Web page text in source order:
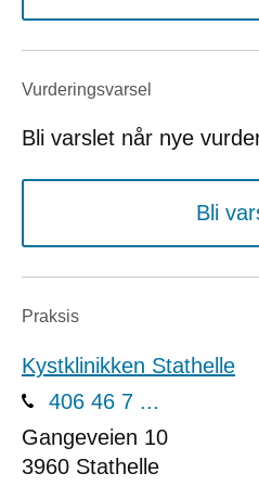
Vurderings­varsel
Bli varslet når nye
Bli
Praksis
Kystklinikken Stathelle
406 46 7 ...
Gangeveien 10
3960 Stathelle